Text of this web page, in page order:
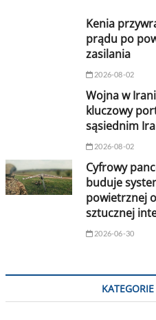
Kenia
prądu po
zasilania
2026-08-02
Wojna w
kluczowy
sąsiednim
2026-08-02
Cyfrowy
buduje
powietrznej
sztucznej
2026-06-30
KATEGORIE